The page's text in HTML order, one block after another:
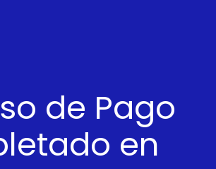
de Pago
en